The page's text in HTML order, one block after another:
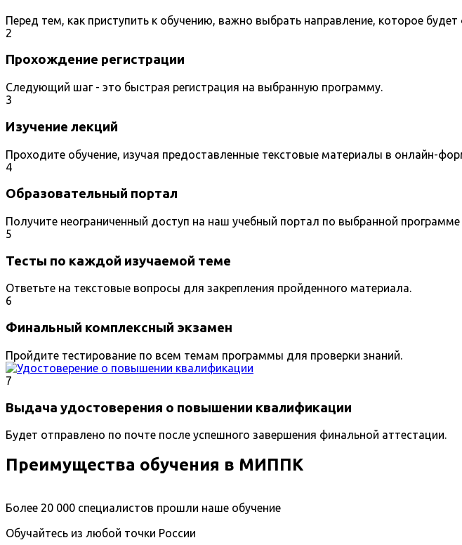
Перед тем, как приступить к обучению, важно выбрать направление, которое
2
Прохождение регистрации
Следующий шаг - это быстрая регистрация на выбранную программу.
3
Изучение лекций
Проходите обучение, изучая предоставленные текстовые материалы в онлайн-
4
Образовательный портал
Получите неограниченный доступ на наш учебный портал по выбранной программе
5
Тесты по каждой изучаемой теме
Ответьте на текстовые вопросы для закрепления пройденного материала.
6
Финальный комплексный экзамен
Пройдите тестирование по всем темам программы для проверки знаний.
7
Выдача удостоверения о повышении квалификации
Будет отправлено по почте после успешного завершения финальной аттестации.
Преимущества обучения в МИППК
Более 20 000 специалистов прошли наше обучение
Обучайтесь из любой точки России